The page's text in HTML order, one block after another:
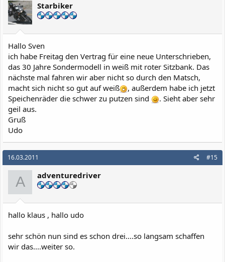
Starbiker
Hallo Sven
ich habe Freitag den Vertrag für eine neue Unterschrieben,
das 30 Jahre Sondermodell in weiß mit roter Sitzbank. Das
nächste mal fahren wir aber nicht so durch den Matsch,
macht sich nicht so gut auf weiß
, außerdem habe ich jetzt
Speichenräder die schwer zu putzen sind
. Sieht aber sehr
geil aus.
Gruß
Udo
16.03.2011 #15
A adventuredriver
hallo klaus , hallo udo
sehr schön nun sind es schon drei....so langsam schaffen
wir das....weiter so.